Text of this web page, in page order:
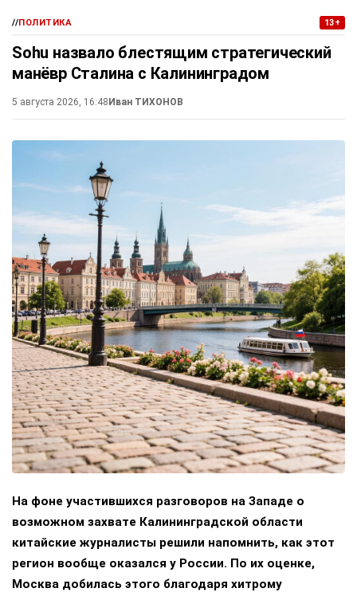
//ПОЛИТИКА 13+
Sohu назвало блестящим стратегический
манёвр Сталина с Калининградом
5 августа 2026, 16:48 Иван ТИХОНОВ
На фоне участившихся разговоров на Западе о
возможном захвате Калининградской области
китайские журналисты решили напомнить, как этот
регион вообще оказался у России. По их оценке,
Москва добилась этого благодаря хитрому